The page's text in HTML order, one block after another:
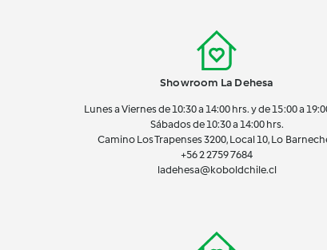
Showroom La Dehesa
Lunes a Viernes de 10:30 a 14:00 hrs. y de 15:00 a
Sábados de 10:30 a 14:00 hrs.
Camino Los Trapenses 3200, Local 10, Lo
+56 22759 7684
ladehesa@koboldchile.cl